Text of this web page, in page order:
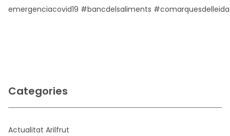
emergenciacovid19 #bancdelsaliments
Categories
Actualitat Arilfrut